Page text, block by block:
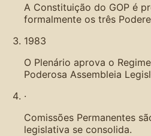
A Constituição do GOP é
formalmente os três
1983
O Plenário aprova o
Poderosa Assembleia
·
Comissões Permanentes
legislativa se consolida.